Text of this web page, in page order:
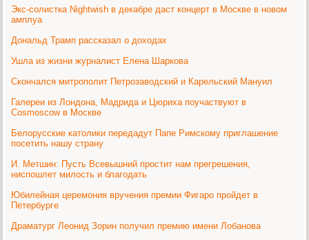
Экс-солистка Nightwish в декабре даст концерт в Москве в новом
амплуа
Дональд Трамп рассказал о доходах
Ушла из жизни журналист Елена Шаркова
Скончался митрополит Петрозаводский и Карельский Мануил
Галереи из Лондона, Мадрида и Цюриха поучаствуют в
Cosmoscow в Москве
Белорусские католики передадут Папе Римскому приглашение
посетить нашу страну
И. Метшин: Пусть Всевышний простит нам прегрешения,
ниспошлет милость и благодать
Юбилейная церемония вручения премии Фигаро пройдет в
Петербурге
Драматург Леонид Зорин получил премию имени Лобанова